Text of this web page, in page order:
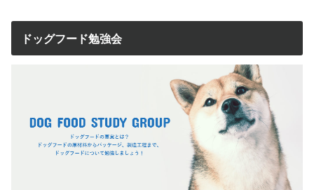
ドッグフード勉強会